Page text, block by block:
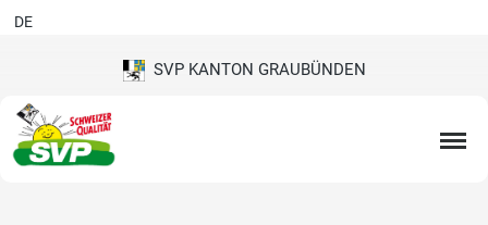
SVP KANTON GRAUBÜNDEN
DE